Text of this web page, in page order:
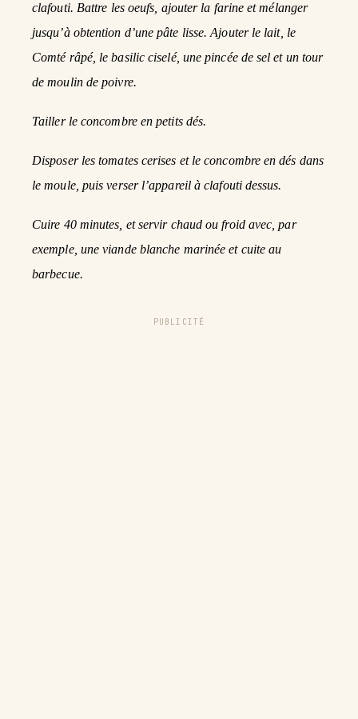
clafouti. Battre les oeufs, ajouter la farine et mélanger
jusqu’à obtention d’une pâte lisse. Ajouter le lait, le
Comté râpé, le basilic ciselé, une pincée de sel et un tour
de moulin de poivre.
Tailler le concombre en petits dés.
Disposer les tomates cerises et le concombre en dés dans
le moule, puis verser l’appareil à clafouti dessus.
Cuire 40 minutes, et servir chaud ou froid avec, par
exemple, une viande blanche marinée et cuite au
barbecue.
PUBLICITÉ